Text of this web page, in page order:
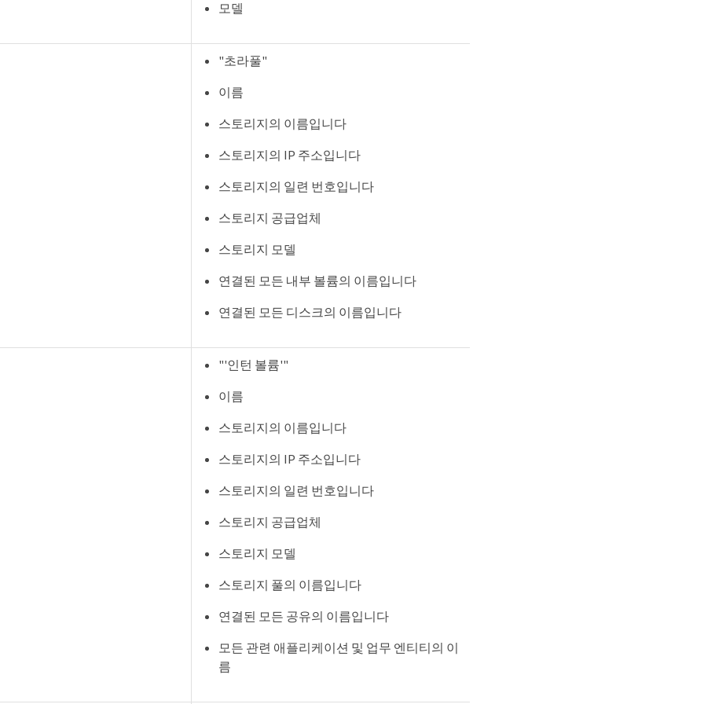
모델
"초라풀"
이름
스토리지의 이름입니다
스토리지의 IP 주소입니다
스토리지의 일련 번호입니다
스토리지 공급업체
스토리지 모델
연결된 모든 내부 볼륨의 이름입니다
연결된 모든 디스크의 이름입니다
"'인턴 볼륨'"
이름
스토리지의 이름입니다
스토리지의 IP 주소입니다
스토리지의 일련 번호입니다
스토리지 공급업체
스토리지 모델
스토리지 풀의 이름입니다
연결된 모든 공유의 이름입니다
모든 관련 애플리케이션 및 업무 엔티티의 이
름